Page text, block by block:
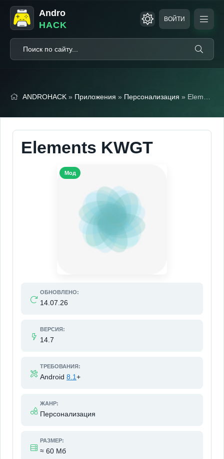
Andro
HACK
ВОЙТИ
ANDROHACK » Приложения » Персонализация » Elements KWGT
Elements KWGT
ОБНОВЛЕНО:
14.07.26
ВЕРСИЯ:
14.7
ТРЕБОВАНИЯ:
Android 8.1+
ЖАНР:
Персонализация
РАЗМЕР:
≈ 60 Мб
Мод